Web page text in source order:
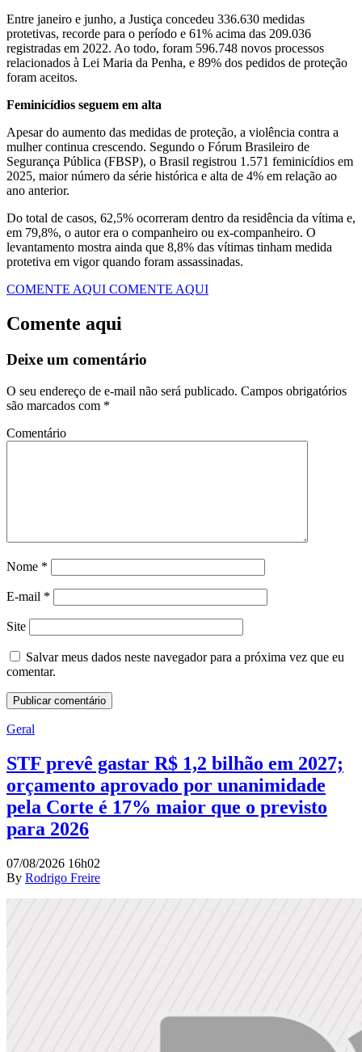
Entre janeiro e junho, a Justiça concedeu 336.630 medidas
protetivas, recorde para o período e 61% acima das 209.036
registradas em 2022. Ao todo, foram 596.748 novos processos
relacionados à Lei Maria da Penha, e 89% dos pedidos de proteção
foram aceitos.
Feminicídios seguem em alta
Apesar do aumento das medidas de proteção, a violência contra a
mulher continua crescendo. Segundo o Fórum Brasileiro de
Segurança Pública (FBSP), o Brasil registrou 1.571 feminicídios em
2025, maior número da série histórica e alta de 4% em relação ao
ano anterior.
Do total de casos, 62,5% ocorreram dentro da residência da vítima e,
em 79,8%, o autor era o companheiro ou ex-companheiro. O
levantamento mostra ainda que 8,8% das vítimas tinham medida
protetiva em vigor quando foram assassinadas.
COMENTE AQUI COMENTE AQUI
Comente aqui
Deixe um comentário
O seu endereço de e-mail não será publicado. Campos obrigatórios
são marcados com *
Comentário
Nome *
E-mail *
Site
Salvar meus dados neste navegador para a próxima vez que eu
comentar.
Geral
STF prevê gastar R$ 1,2 bilhão em 2027;
orçamento aprovado por unanimidade
pela Corte é 17% maior que o previsto
para 2026
07/08/2026 16h02
By Rodrigo Freire